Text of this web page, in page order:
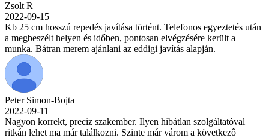
Zsolt R
2022-09-15
Kb 25 cm hosszú repedés javítása történt. Telefonos egyeztetés után
a megbeszélt helyen és időben, pontosan elvégzésére került a
munka. Bátran merem ajánlani az eddigi javítás alapján.
Peter Simon-Bojta
2022-09-11
Nagyon korrekt, preciz szakember. Ilyen hibátlan szolgáltatóval
ritkán lehet ma már találkozni. Szinte már várom a következô